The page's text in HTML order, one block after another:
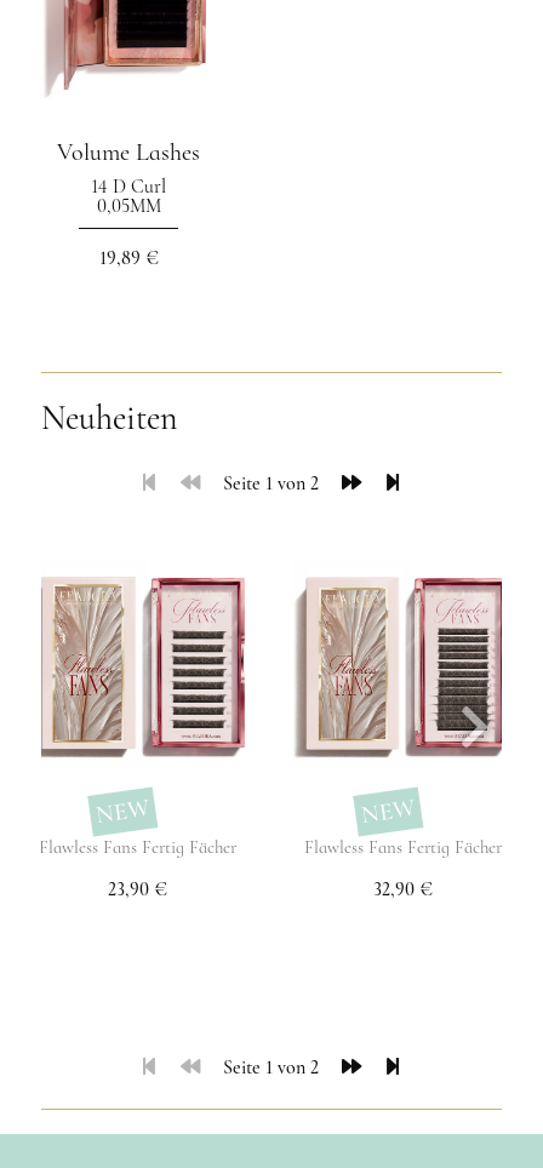
Volume Lashes
14 D Curl
0,05MM
19,89 €
Neuheiten
Seite 1 von 2
NEW
Flawless Fans Fertig Fächer
23,90 €
NEW
Flawless Fans Fertig Fächer
32,90 €
Seite 1 von 2